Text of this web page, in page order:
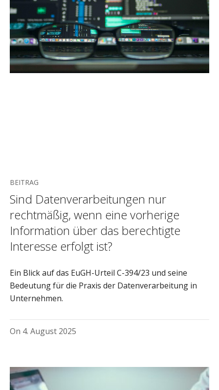
BEITRAG
Sind Datenverarbeitungen nur
rechtmäßig, wenn eine vorherige
Information über das berechtigte
Interesse erfolgt ist?
Ein Blick auf das EuGH-Urteil C-394/23 und seine
Bedeutung für die Praxis der Datenverarbeitung in
Unternehmen.
On 4. August 2025